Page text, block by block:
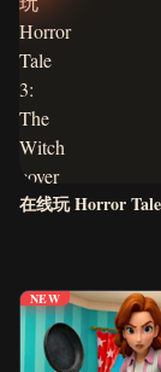
逃脱
益智
在线玩 Horror
NEW